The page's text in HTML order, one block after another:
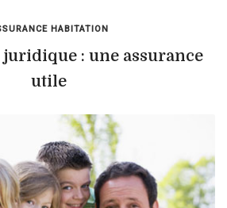
HABITATION
: une assurance
utile